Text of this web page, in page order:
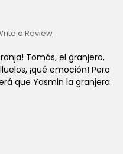
a Review
Tomás, el granjero,
¡qué emoción! Pero
que Yasmin la granjera